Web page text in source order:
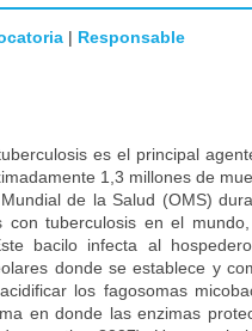
| Responsable
es el principal
1,3 millones de
de la Salud (OMS)
con tuberculosis en el
bacilo infecta al
donde se establece y
los fagosomas
en donde las enzimas